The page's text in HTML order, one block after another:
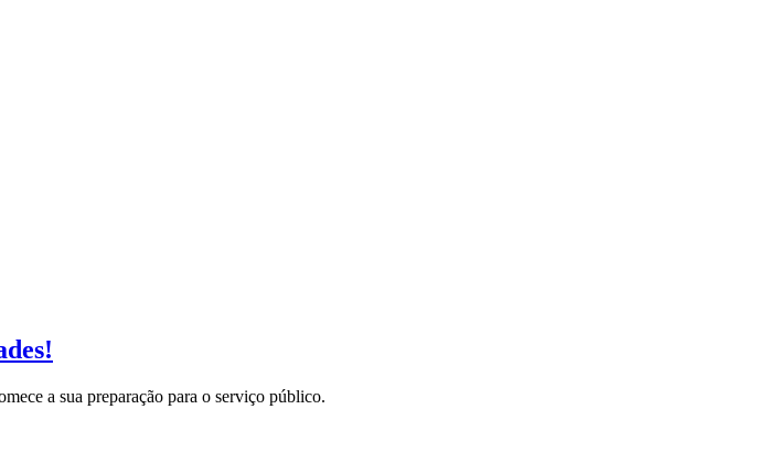
a sua preparação para o serviço público.